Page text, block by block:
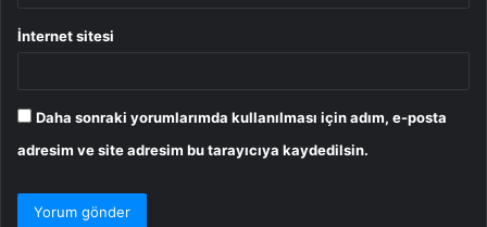
İnternet sitesi
Daha sonraki yorumlarımda kullanılması için adım, e-posta
adresim ve site adresim bu tarayıcıya kaydedilsin.